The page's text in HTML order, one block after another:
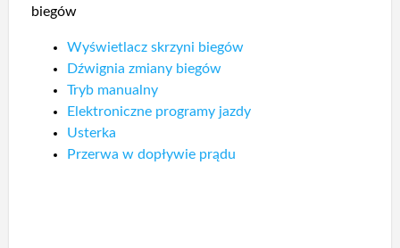
biegów
Wyświetlacz skrzyni biegów
Dźwignia zmiany biegów
Tryb manualny
Elektroniczne programy jazdy
Usterka
Przerwa w dopływie prądu